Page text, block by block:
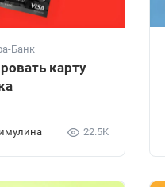
Банк
карту
22.5K